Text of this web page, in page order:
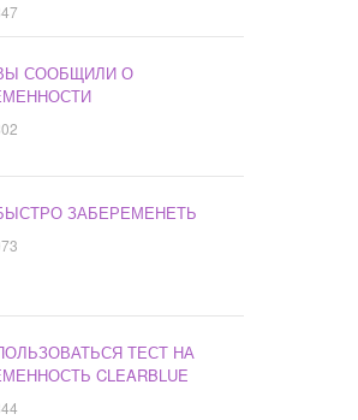
СООБЩИЛИ О
ЗАБЕРЕМЕНЕТЬ
ТЕСТ НА
CLEARBLUE